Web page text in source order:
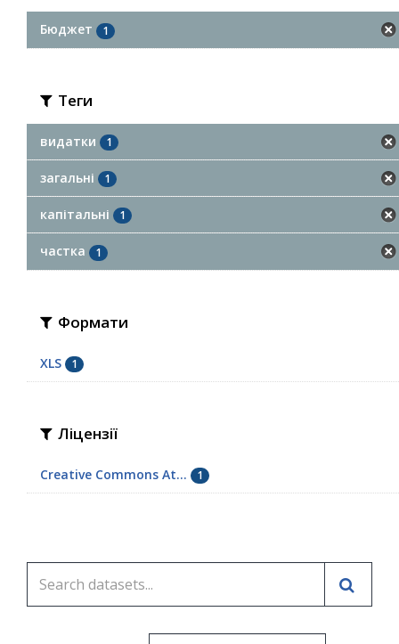
Бюджет 1
Теги
видатки 1
загальні 1
капітальні 1
частка 1
Формати
XLS 1
Ліцензії
Creative Commons At... 1